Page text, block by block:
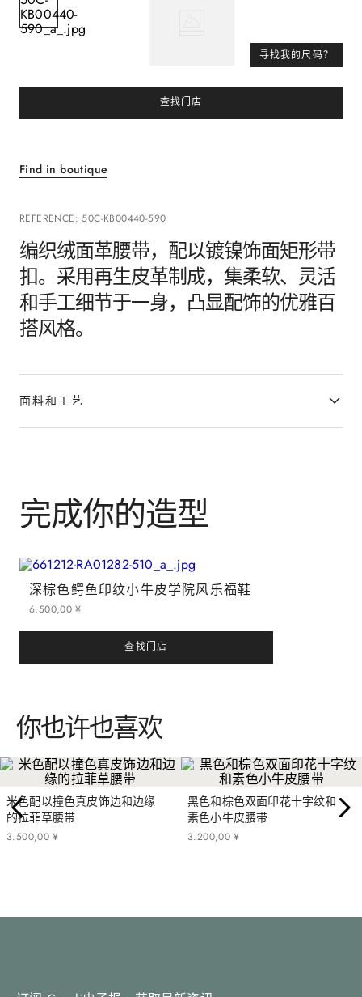
寻找我的尺码？
查找门店
Find in boutique
REFERENCE:50C-KB00440-590
编织绒面革腰带，配以镀镍饰面矩形带
扣。采用再生皮革制成，集柔软、灵活
和手工细节于一身，凸显配饰的优雅百
搭风格。
面料和工艺
完成你的造型
深棕色鳄鱼印纹小牛皮学院风乐福鞋
¥
6 ,
500
. 00
查找门店
你也许也喜欢
米色配以撞色真皮饰边和边缘
的拉菲草腰带
¥
3 ,
500
. 00
黑色和棕色双面印花十字纹和
素色小牛皮腰带
¥
3 ,
200
. 00